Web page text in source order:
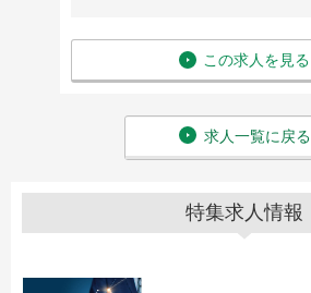
この求人を見る
求人一覧に戻る
特集求人情報